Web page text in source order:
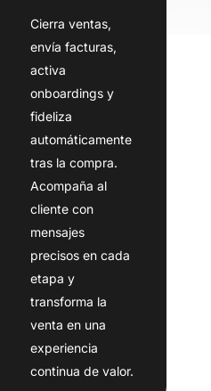
Cierra ventas,
envía facturas,
activa
onboardings y
fideliza
automáticamente
tras la compra.
Acompaña al
cliente con
mensajes
precisos en cada
etapa y
transforma la
venta en una
experiencia
continua de valor.